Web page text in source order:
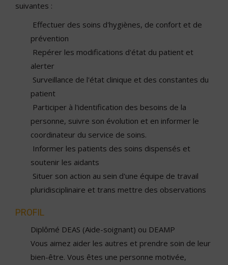
suivantes :
Effectuer des soins d'hygiènes, de confort et de
prévention
Repérer les modifications d'état du patient et
alerter
Surveillance de l'état clinique et des constantes du
patient
Participer à l'identification des besoins de la
personne, suivre son évolution et en informer le
coordinateur du service de soins.
Informer les patients des soins dispensés et
soutenir les aidants
Situer son action au sein d'une équipe de travail
pluridisciplinaire et trans mettre des observations
PROFIL
Diplômé DEAS (Aide-soignant) ou DEAMP
Vous aimez aider les autres et prendre soin de leur
bien-être. Vous êtes une personne motivée,